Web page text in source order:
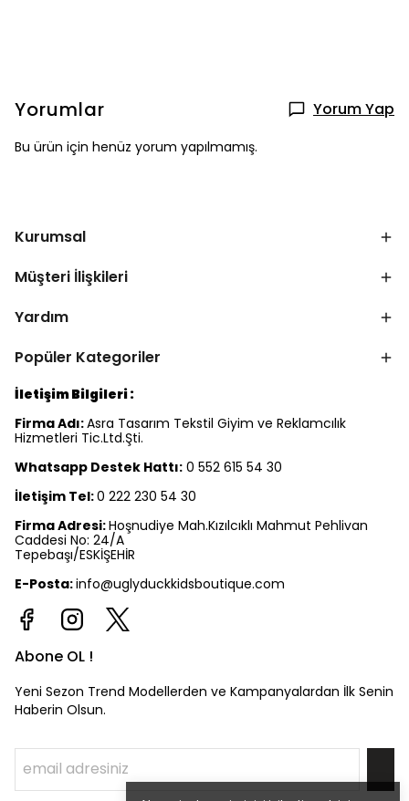
Yorumlar Yorum Yap
Bu ürün için henüz yorum yapılmamış.
Kurumsal
Müşteri İlişkileri
Yardım
Popüler Kategoriler
İletişim Bilgileri :
Firma Adı:Asra Tasarım Tekstil Giyim ve Reklamcılık
Hizmetleri Tic.Ltd.Şti.
Whatsapp Destek Hattı: 0 552 615 54 30
İletişim Tel:0 222 230 54 30
Firma Adresi:Hoşnudiye Mah.Kızılcıklı Mahmut Pehlivan
Caddesi No: 24/A
Tepebaşı/ESKİŞEHİR
E-Posta:info@uglyduckkidsboutique.com
Abone OL !
Yeni Sezon Trend Modellerden ve Kampanyalardan İlk Senin
Haberin Olsun.